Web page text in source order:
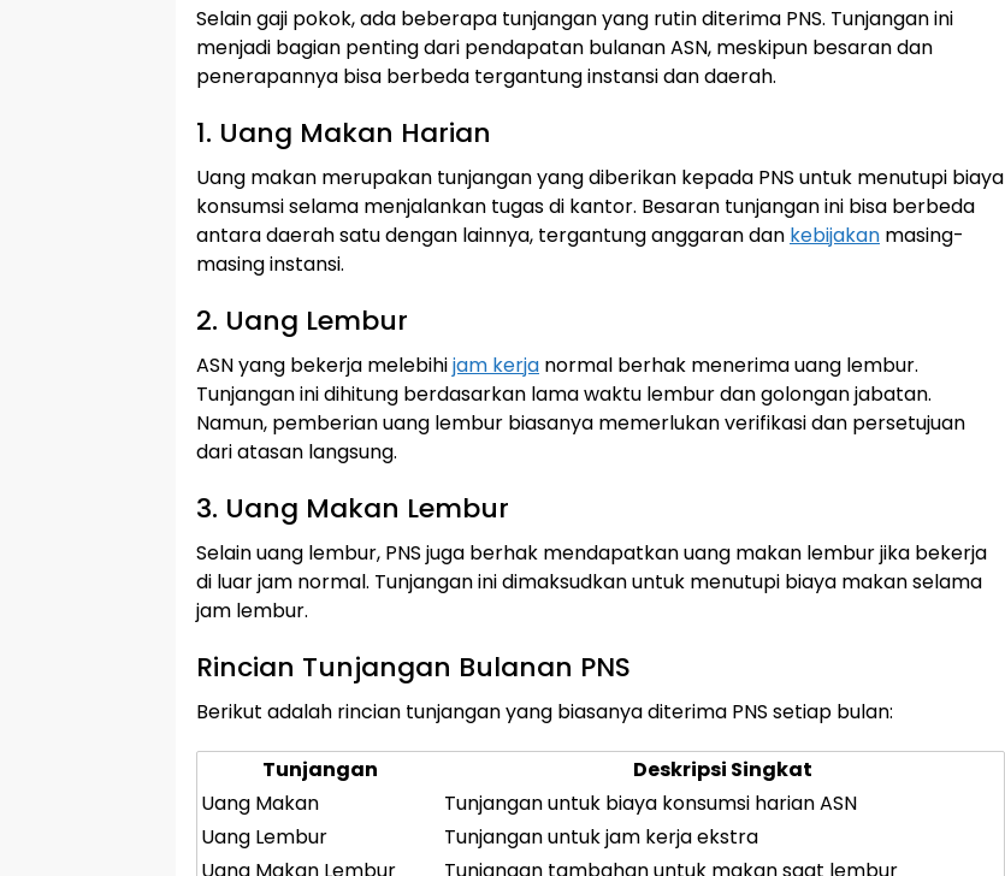
Selain gaji pokok, ada beberapa tunjangan yang rutin diterima PNS. Tunjangan ini
menjadi bagian penting dari pendapatan bulanan ASN, meskipun besaran dan
penerapannya bisa berbeda tergantung instansi dan daerah.
1. Uang Makan Harian
Uang makan merupakan tunjangan yang diberikan kepada PNS untuk menutupi biaya
konsumsi selama menjalankan tugas di kantor. Besaran tunjangan ini bisa berbeda
antara daerah satu dengan lainnya, tergantung anggaran dan kebijakan masing-
masing instansi.
2. Uang Lembur
ASN yang bekerja melebihijam kerja normal berhak menerima uang lembur.
Tunjangan ini dihitung berdasarkan lama waktu lembur dan golongan jabatan.
Namun, pemberian uang lembur biasanya memerlukan verifikasi dan persetujuan
dari atasan langsung.
3. Uang Makan Lembur
Selain uang lembur, PNS juga berhak mendapatkan uang makan lembur jika bekerja
di luar jam normal. Tunjangan ini dimaksudkan untuk menutupi biaya makan selama
jam lembur.
Rincian Tunjangan Bulanan PNS
Berikut adalah rincian tunjangan yang biasanya diterima PNS setiap bulan:
Tunjangan
Deskripsi Singkat
Uang Makan
Tunjangan untuk biaya konsumsi harian ASN
Uang Lembur
Tunjangan untuk jam kerja ekstra